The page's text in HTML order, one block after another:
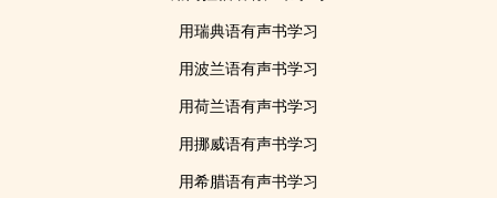
用瑞典语有声书学习
用波兰语有声书学习
用荷兰语有声书学习
用挪威语有声书学习
用希腊语有声书学习